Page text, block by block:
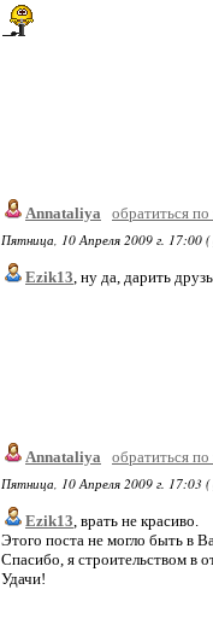
Annataliya
обратиться
Пятница, 10 Апреля 2009 г. 17:00 (
Ezik13, ну да, дарить
Annataliya
обратиться
Пятница, 10 Апреля 2009 г. 17:03 (
Ezik13, врать не красиво.
Этого поста не могло быть в
Спасибо, я строительством в
Удачи!